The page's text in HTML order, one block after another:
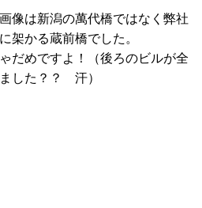
像は新潟の萬代橋ではなく弊社
架かる蔵前橋でした。
だめですよ！（後ろのビルが全
した？？ 汗）